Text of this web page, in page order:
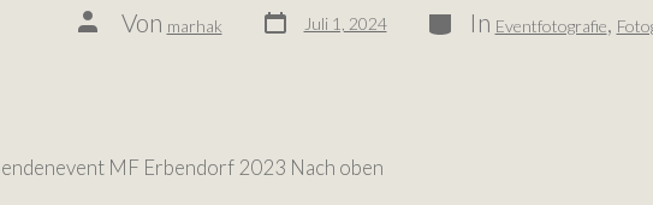
Von marhak Juli 1, 2024 In Eventfotografie
MF Erbendorf 2023 Nach oben